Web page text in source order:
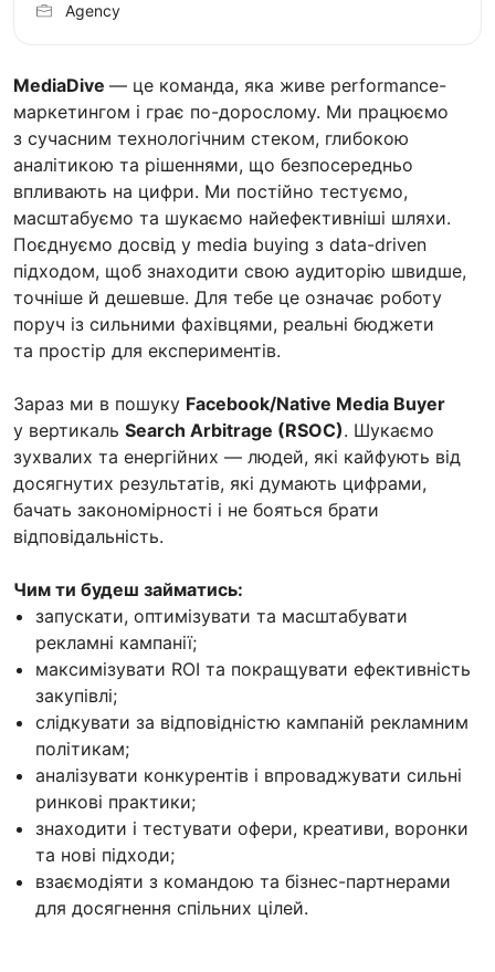
MediaDive — це команда, яка живе performance-
маркетингом і грає по-дорослому. Ми працюємо
з сучасним технологічним стеком, глибокою
аналітикою та рішеннями, що безпосередньо
впливають на цифри. Ми постійно тестуємо,
масштабуємо та шукаємо найефективніші шляхи.
Поєднуємо досвід у media buying з data-driven
підходом, щоб знаходити свою аудиторію швидше,
точніше й дешевше. Для тебе це означає роботу
поруч із сильними фахівцями, реальні бюджети
та простір для експериментів.
Зараз ми в пошуку Facebook/Native Media Buyer
у вертикаль Search Arbitrage (RSOC). Шукаємо
зухвалих та енергійних — людей, які кайфують від
досягнутих результатів, які думають цифрами,
бачать закономірності і не бояться брати
відповідальність.
Чим ти будеш займатись:
запускати, оптимізувати та масштабувати
рекламні кампанії;
максимізувати ROI та покращувати ефективність
закупівлі;
слідкувати за відповідністю кампаній рекламним
політикам;
аналізувати конкурентів і впроваджувати сильні
ринкові практики;
знаходити і тестувати офери, креативи, воронки
та нові підходи;
взаємодіяти з командою та бізнес-партнерами
для досягнення спільних цілей.
Agency